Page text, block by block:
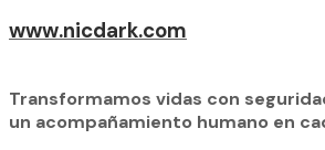
www.nicdark.com
Transformamos vidas con
un acompañamiento humano en